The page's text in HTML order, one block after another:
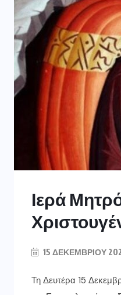
Ιερά
15 ΔΕΚΕΜΒΡΊΟΥ
Τη Δευτέρα 15